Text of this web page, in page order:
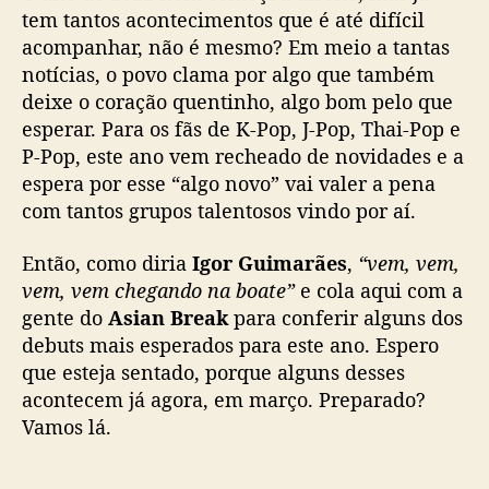
a
o
s
d
e
2
0
2
tem tantos acontecimentos que é até difícil
acompanhar, não é mesmo? Em meio a tantas
notícias, o povo clama por algo que também
deixe o coração quentinho, algo bom pelo que
esperar. Para os fãs de K-Pop, J-Pop, Thai-Pop e
P-Pop, este ano vem recheado de novidades e a
espera por esse “algo novo” vai valer a pena
com tantos grupos talentosos vindo por aí.
Então, como diria Igor Guimarães, “vem, vem,
vem, vem chegando na boate”e cola aqui com a
gente do Asian Breakpara conferir alguns dos
debuts mais esperados para este ano. Espero
que esteja sentado, porque alguns desses
acontecem já agora, em março. Preparado?
Vamos lá.